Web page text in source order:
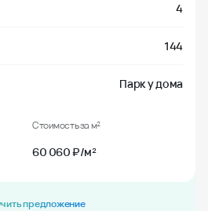
4
144
Парк у дома
Стоимость за м²
60 060 ₽/м²
предложение